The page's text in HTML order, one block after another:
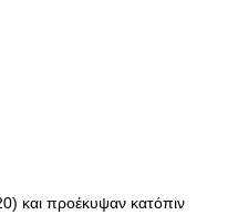
και προέκυψαν κατόπιν